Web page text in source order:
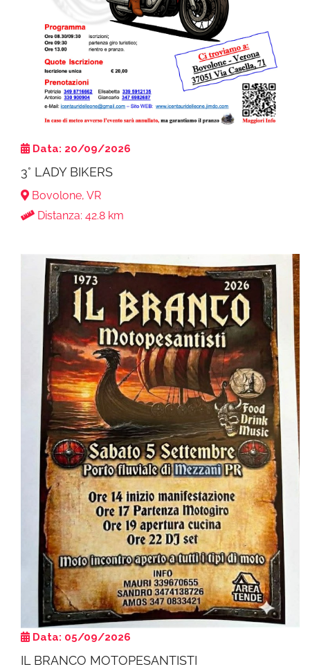
Data: 20/09/2026
3° LADY BIKERS
Bovolone, VR
Distanza: 42.8 km
Data: 05/09/2026
IL BRANCO MOTOPESANTISTI